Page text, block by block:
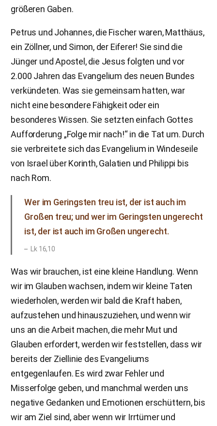
größeren Gaben.
Petrus und Johannes, die Fischer waren, Matthäus,
ein Zöllner, und Simon, der Eiferer! Sie sind die
Jünger und Apostel, die Jesus folgten und vor
2.000 Jahren das Evangelium des neuen Bundes
verkündeten. Was sie gemeinsam hatten, war
nicht eine besondere Fähigkeit oder ein
besonderes Wissen. Sie setzten einfach Gottes
Aufforderung „Folge mir nach!“ in die Tat um. Durch
sie verbreitete sich das Evangelium in Windeseile
von Israel über Korinth, Galatien und Philippi bis
nach Rom.
Wer im Geringsten treu ist, der ist auch im
Großen treu; und wer im Geringsten ungerecht
ist, der ist auch im Großen ungerecht.
Lk 16,10
Was wir brauchen, ist eine kleine Handlung. Wenn
wir im Glauben wachsen, indem wir kleine Taten
wiederholen, werden wir bald die Kraft haben,
aufzustehen und hinauszuziehen, und wenn wir
uns an die Arbeit machen, die mehr Mut und
Glauben erfordert, werden wir feststellen, dass wir
bereits der Ziellinie des Evangeliums
entgegenlaufen. Es wird zwar Fehler und
Misserfolge geben, und manchmal werden uns
negative Gedanken und Emotionen erschüttern, bis
wir am Ziel sind, aber wenn wir Irrtümer und